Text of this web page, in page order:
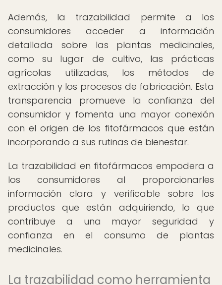
Además, la trazabilidad permite a los
consumidores acceder a información
detallada sobre las plantas medicinales,
como su lugar de cultivo, las prácticas
agrícolas utilizadas, los métodos de
extracción y los procesos de fabricación. Esta
transparencia promueve la confianza del
consumidor y fomenta una mayor conexión
con el origen de los fitofármacos que están
incorporando a sus rutinas de bienestar.
La trazabilidad en fitofármacos empodera a
los consumidores al proporcionarles
información clara y verificable sobre los
productos que están adquiriendo, lo que
contribuye a una mayor seguridad y
confianza en el consumo de plantas
medicinales.
La trazabilidad como herramienta